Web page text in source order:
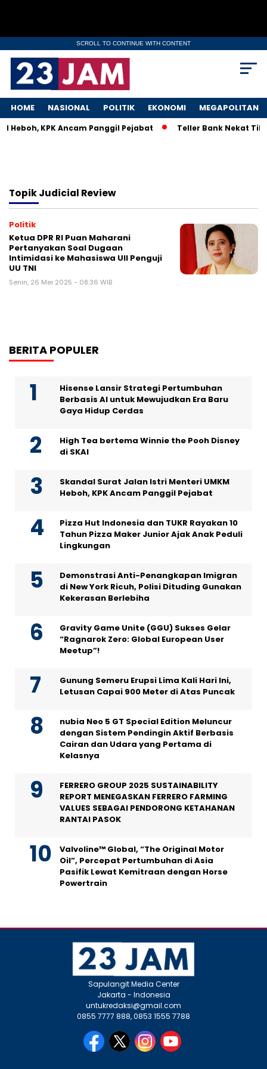
SCROLL TO CONTINUE WITH CONTENT
HOME NASIONAL POLITIK EKONOMI MEGAPOLITAN
KPK Ancam Panggil Pejabat Teller Bank Nekat
TopikJudicial Review
Politik
Ketua DPR RI Puan Maharani
Pertanyakan Soal Dugaan
Intimidasi ke Mahasiswa UII Penguji
UU TNI
Senin, 26 Mei 2025 - 08:36 WIB
BERITA POPULER
Hisense Lansir Strategi Pertumbuhan
Berbasis AI untuk Mewujudkan Era Baru
Gaya Hidup Cerdas
High Tea bertema Winnie the Pooh Disney
di SKAI
Skandal Surat Jalan Istri Menteri UMKM
Heboh, KPK Ancam Panggil Pejabat
Pizza Hut Indonesia dan TUKR Rayakan 10
Tahun Pizza Maker Junior Ajak Anak Peduli
Lingkungan
Demonstrasi Anti-Penangkapan Imigran
di New York Ricuh, Polisi Dituding Gunakan
Kekerasan Berlebiha
Gravity Game Unite (GGU) Sukses Gelar
“Ragnarok Zero: Global European User
Meetup”!
Gunung Semeru Erupsi Lima Kali Hari Ini,
Letusan Capai 900 Meter di Atas Puncak
nubia Neo 5 GT Special Edition Meluncur
dengan Sistem Pendingin Aktif Berbasis
Cairan dan Udara yang Pertama di
Kelasnya
FERRERO GROUP 2025 SUSTAINABILITY
REPORT MENEGASKAN FERRERO FARMING
VALUES SEBAGAI PENDORONG KETAHANAN
RANTAI PASOK
Valvoline™ Global, “The Original Motor
Oil”, Percepat Pertumbuhan di Asia
Pasifik Lewat Kemitraan dengan Horse
Powertrain
Sapulangit Media Center
Jakarta - Indonesia
untukredaksi@gmail.com
0855 7777 888, 0853 1555 7788